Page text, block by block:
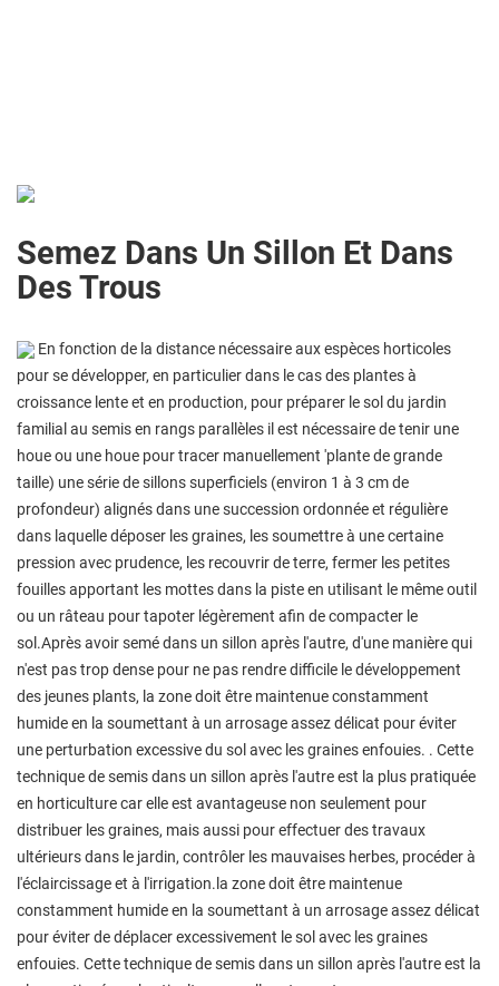
Semez Dans Un Sillon Et Dans
Des Trous
En fonction de la distance nécessaire aux espèces horticoles
pour se développer, en particulier dans le cas des plantes à
croissance lente et en production, pour préparer le sol du jardin
familial au semis en rangs parallèles il est nécessaire de tenir une
houe ou une houe pour tracer manuellement 'plante de grande
taille) une série de sillons superficiels (environ 1 à 3 cm de
profondeur) alignés dans une succession ordonnée et régulière
dans laquelle déposer les graines, les soumettre à une certaine
pression avec prudence, les recouvrir de terre, fermer les petites
fouilles apportant les mottes dans la piste en utilisant le même outil
ou un râteau pour tapoter légèrement afin de compacter le
sol.Après avoir semé dans un sillon après l'autre, d'une manière qui
n'est pas trop dense pour ne pas rendre difficile le développement
des jeunes plants, la zone doit être maintenue constamment
humide en la soumettant à un arrosage assez délicat pour éviter
une perturbation excessive du sol avec les graines enfouies. . Cette
technique de semis dans un sillon après l'autre est la plus pratiquée
en horticulture car elle est avantageuse non seulement pour
distribuer les graines, mais aussi pour effectuer des travaux
ultérieurs dans le jardin, contrôler les mauvaises herbes, procéder à
l'éclaircissage et à l'irrigation.la zone doit être maintenue
constamment humide en la soumettant à un arrosage assez délicat
pour éviter de déplacer excessivement le sol avec les graines
enfouies. Cette technique de semis dans un sillon après l'autre est la